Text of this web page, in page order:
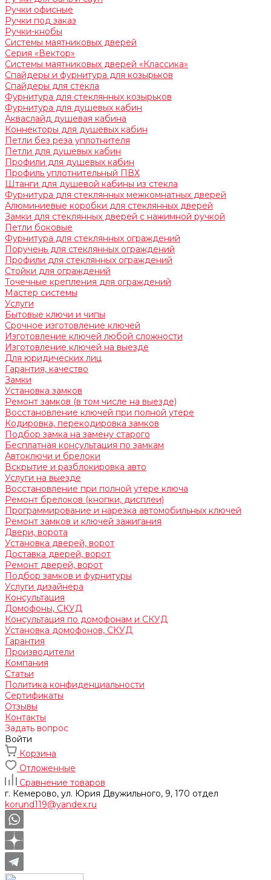
Ручки офисные
Ручки под заказ
Ручки-кнобы
Системы маятниковых дверей
Серия «Вектор»
Системы маятниковых дверей «Классика»
Спайдеры и фурнитура для козырьков
Спайдеры для стекла
Фурнитура для стеклянных козырьков
Фурнитура для душевых кабин
Акваслайд душевая кабина
Коннекторы для душевых кабин
Петли без реза уплотнителя
Петли для душевых кабин
Профили для душевых кабин
Профиль уплотнительный ПВХ
Штанги для душевой кабины из стекла
Фурнитура для стеклянных межкомнатных дверей
Алюминиевые коробки для стеклянных дверей
Замки для стеклянных дверей с нажимной ручкой
Петли боковые
Фурнитура для стеклянных ограждений
Поручень для стеклянных ограждений
Профили для стеклянных ограждений
Стойки для ограждений
Точечные крепления для ограждений
Мастер системы
Услуги
Бытовые ключи и чипы
Срочное изготовление ключей
Изготовление ключей любой сложности
Изготовление ключей на выезде
Для юридических лиц
Гарантия, качество
Замки
Установка замков
Ремонт замков (в том числе на выезде)
Восстановление ключей при полной утере
Кодировка, перекодировка замков
Подбор замка на замену старого
Бесплатная консультация по замкам
Автоключи и брелоки
Вскрытие и разблокировка авто
Услуги на выезде
Восстановление при полной утере ключа
Ремонт брелоков (кнопки, дисплеи)
Программирование и нарезка автомобильных ключей
Ремонт замков и ключей зажигания
Двери, ворота
Установка дверей, ворот
Доставка дверей, ворот
Ремонт дверей, ворот
Подбор замков и фурнитуры
Услуги дизайнера
Консультация
Домофоны, СКУД
Консультация по домофонам и СКУД
Установка домофонов, СКУД
Гарантия
Производители
Компания
Статьи
Политика конфиденциальности
Сертификаты
Отзывы
Контакты
Задать вопрос
Войти
Корзина
Отложенные
Сравнение товаров
г. Кемерово, ул. Юрия Двужильного, 9, 170 отдел
korund119@yandex.ru